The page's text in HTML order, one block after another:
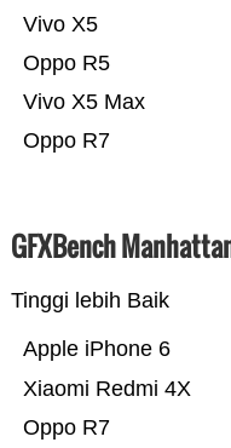
Oppo R7
Vivo X5 Max
Oppo R5
Vivo X5
GFXBench
Tinggi lebih Baik
Oppo R7
Xiaomi Redmi 4X
Apple iPhone 6